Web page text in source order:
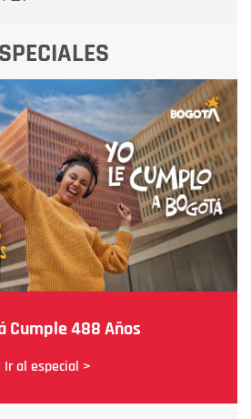
Cumple 488 Años
Ir al especial >